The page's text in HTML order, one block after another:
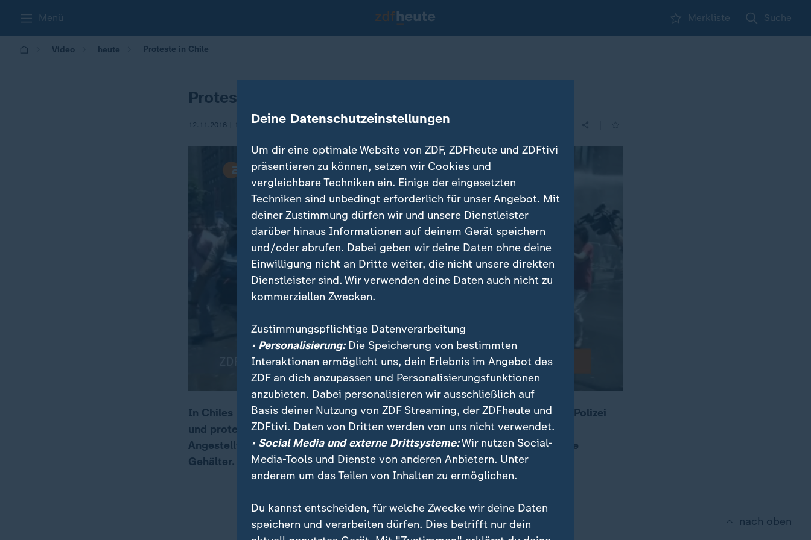
Menü Merkliste Suche
Video heute Proteste in Chile
Proteste in Chile
12.11.2016 | 10:31
00:04 00:21
In Chiles Hauptstadt Santiago ist es zu Auseinandersetzungen zwischen der Polizei
und protestierenden Angestellten im öffentlichen Dienst gekommen. Die
Angestellten streiken schon seit knapp zwei Wochen - ihre Forderung: höhere
Gehälter.
nach oben
Deine Datenschutzeinstellungen
Um dir eine optimale Website von ZDF, ZDFheute und ZDFtivi
präsentieren zu können, setzen wir Cookies und
vergleichbare Techniken ein. Einige der eingesetzten
Techniken sind unbedingt erforderlich für unser Angebot. Mit
deiner Zustimmung dürfen wir und unsere Dienstleister
darüber hinaus Informationen auf deinem Gerät speichern
und/oder abrufen. Dabei geben wir deine Daten ohne deine
Einwilligung nicht an Dritte weiter, die nicht unsere direkten
Dienstleister sind. Wir verwenden deine Daten auch nicht zu
kommerziellen Zwecken.
Zustimmungspflichtige Datenverarbeitung
• Personalisierung:Die Speicherung von bestimmten
Interaktionen ermöglicht uns, dein Erlebnis im Angebot des
ZDF an dich anzupassen und Personalisierungsfunktionen
anzubieten. Dabei personalisieren wir ausschließlich auf
Basis deiner Nutzung von ZDF Streaming, der ZDFheute und
ZDFtivi. Daten von Dritten werden von uns nicht verwendet.
• Social Media und externe Drittsysteme:Wir nutzen Social-
Media-Tools und Dienste von anderen Anbietern. Unter
anderem um das Teilen von Inhalten zu ermöglichen.
Du kannst entscheiden, für welche Zwecke wir deine Daten
speichern und verarbeiten dürfen. Dies betrifft nur dein